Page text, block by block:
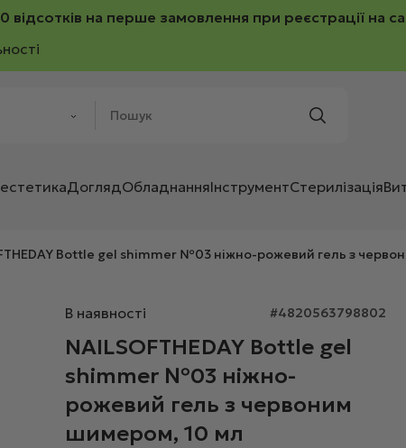
відсотків на перше замовлення при реєстрації на
ДоглядОбладнанняІнструментСтерилізація
Bottle gel shimmer №03 ніжно-рожевий гель з
В наявності #4820563798802
NAILSOFTHEDAY Bottle gel
shimmer №03 ніжно-
рожевий гель з червоним
шимером, 10 мл